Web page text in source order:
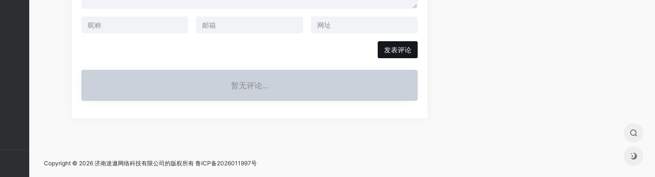
暂无评论...
Copyright © 2026 济南迷遨网络科技有限公司的版权所有 鲁ICP备2026011997号